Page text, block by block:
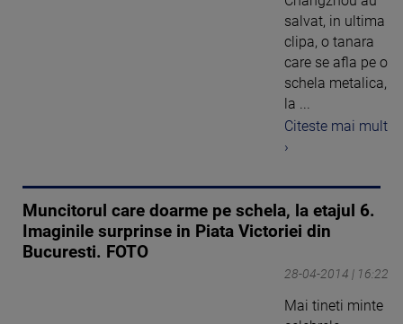
salvat, in ultima
clipa, o tanara
care se afla pe o
schela metalica,
la ...
Citeste mai mult
›
Muncitorul care doarme pe schela, la etajul 6.
Imaginile surprinse in Piata Victoriei din
Bucuresti. FOTO
28-04-2014 | 16:22
Mai tineti minte